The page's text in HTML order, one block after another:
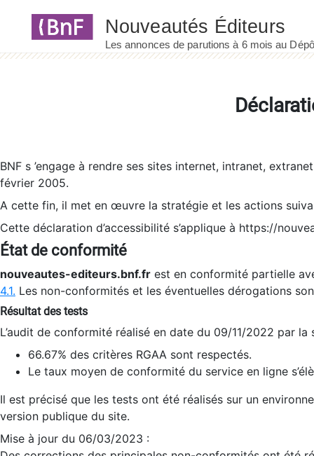
BNF s ’engage à rendre ses sites internet, intranet,
février 2005.
A cette fin, il met en œuvre la stratégie et les actions
Cette déclaration d’accessibilité s’applique à https://
État de conformité
nouveautes-editeurs.bnf.fr est en conformité partielle
4.1. Les non-conformités et les éventuelles dérogations
Résultat des tests
L’audit de conformité réalisé en date du 09/11/2022 par
66.67% des critères RGAA sont respectés.
Le taux moyen de conformité du service en ligne
Il est précisé que les tests ont été réalisés sur un
version publique du site.
Mise à jour du 06/03/2023 :